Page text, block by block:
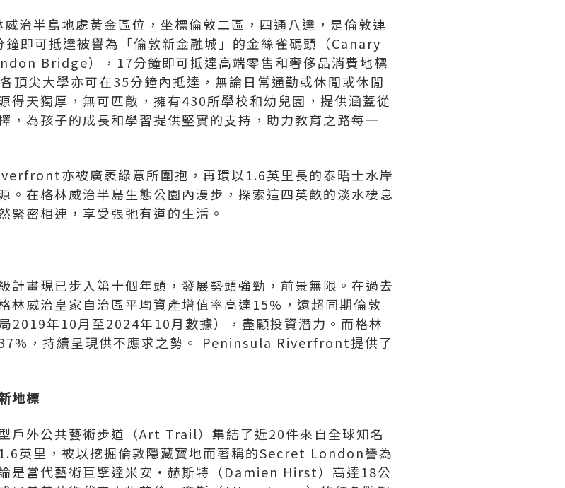
半島地處黃金區位，坐標倫敦二區，四通八達，是倫敦連
即可抵達被譽為「倫敦新金融城」的金絲雀碼頭（Canary
Bridge），17分鐘即可抵達高端零售和奢侈品消費地標
尖大學亦可在35分鐘內抵達，無論日常通勤或休閒或休閒
得天獨厚，無可匹敵，擁有430所學校和幼兒園，提供涵蓋從
，為孩子的成長和學習提供堅實的支持，助力教育之路每一
亦被廣袤綠意所圍抱，再環以1.6英里長的泰晤士水岸
。在格林威治半島生態公園內漫步，探索這四英畝的淡水棲息
緊密相連，享受張弛有道的生活。
計畫現已步入第十個年頭，發展勢頭強勁，前景無限。在過去
林威治皇家自治區平均資產增值率高達15%，遠超同期倫敦
2019年10月至2024年10月數據），盡顯投資潛力。而格林
，持續呈現供不應求之勢。 Peninsula Riverfront提供了
地標
戶外公共藝術步道（Art Trail）集結了近20件來自全球知名
英里，被以挖掘倫敦隱藏寶地而著稱的Secret London譽為
論是當代藝術巨擘達米安•赫斯特（Damien Hirst）高達18公